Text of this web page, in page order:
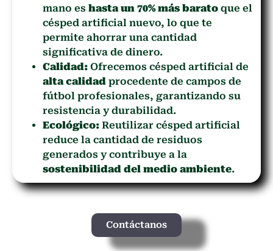
mano es hasta un 70% más barato que el
césped artificial nuevo, lo que te
permite ahorrar una cantidad
significativa de dinero.
Calidad: Ofrecemos césped artificial de
alta calidad procedente de campos de
fútbol profesionales, garantizando su
resistencia y durabilidad.
Ecológico: Reutilizar césped artificial
reduce la cantidad de residuos
generados y contribuye a la
sostenibilidad del medio ambiente.
Contáctanos